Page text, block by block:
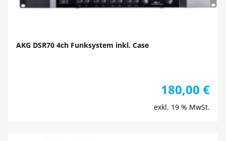
AKG DSR70 4ch Funksystem inkl. Case
180,00 €
exkl. 19 % MwSt.